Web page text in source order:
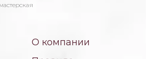
О компании